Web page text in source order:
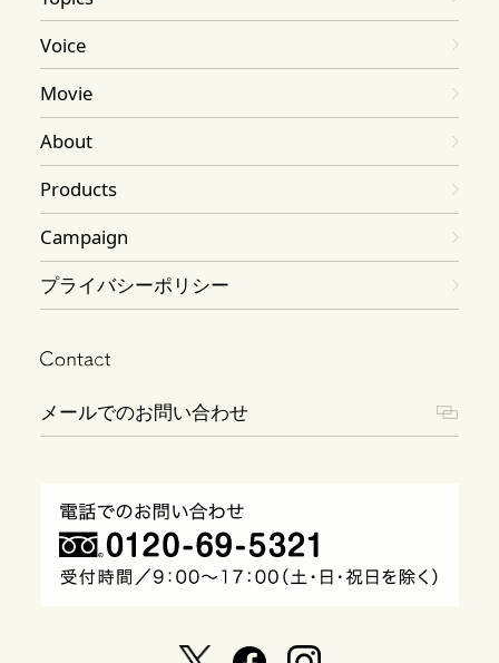
Voice
Movie
About
Products
Campaign
プライバシーポリシー
メールでのお問い合わせ